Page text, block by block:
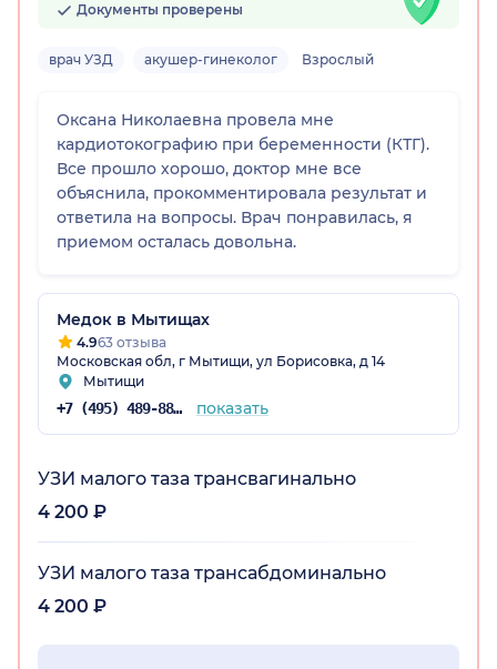
Документы проверены
врач УЗД акушер-гинеколог Взрослый
Оксана Николаевна провела мне
кардиотокографию при беременности (КТГ).
Все прошло хорошо, доктор мне все
объяснила, прокомментировала результат и
ответила на вопросы. Врач понравилась, я
приемом осталась довольна.
Медок в Мытищах
4.963 отзыва
Московская обл, г Мытищи, ул Борисовка, д 14
Мытищи
+7 (495) 489-88-74 показать
УЗИ малого таза трансвагинально
4 200 ₽
УЗИ малого таза трансабдоминально
4 200 ₽